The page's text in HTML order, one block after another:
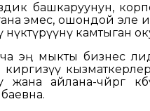
башкаруунун,
эмес, ошондой эле
өнүктүрүүнү
эң мыкты бизнес
киргизүү
жана айлана-